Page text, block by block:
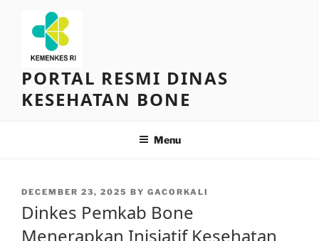
content
PORTAL RESMI DINAS
KESEHATAN BONE
Menu
POSTED
DECEMBER 23, 2025 BY GACORKALI
Dinkes Pemkab Bone
Menerapkan Inisiatif Kesehatan